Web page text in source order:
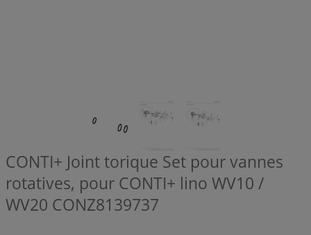
CONTI+ Joint torique Set pour vannes
rotatives, pour CONTI+ lino WV10 /
WV20 CONZ8139737